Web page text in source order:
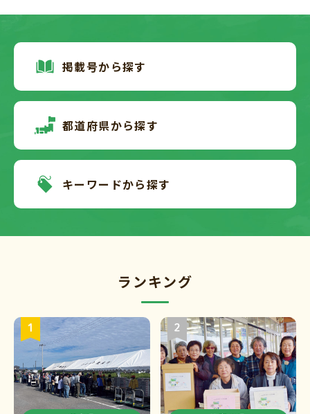
掲載号から探す
都道府県から探す
キーワードから探す
ランキング